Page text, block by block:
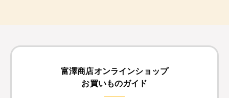
富澤商店オンラインショップ
お買いものガイド